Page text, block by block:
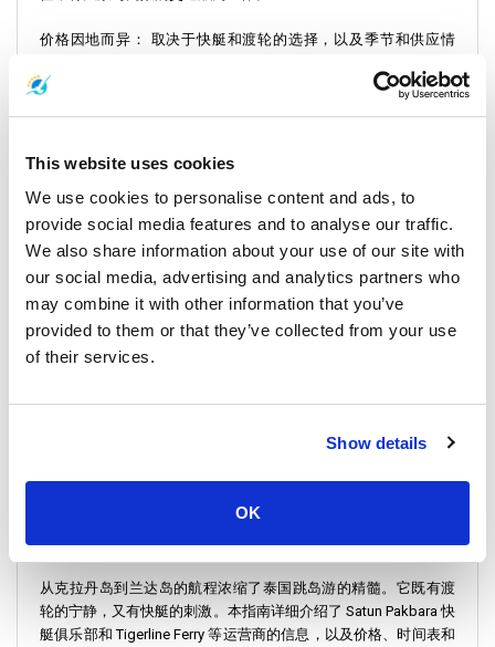
This website uses cookies
We use cookies to personalise content and ads, to
provide social media features and to analyse our traffic.
We also share information about your use of our site with
our social media, advertising and analytics partners who
may combine it with other information that you’ve
provided to them or that they’ve collected from your use
of their services.
Show details
OK
价格因地而异： 取决于快艇和渡轮的选择，以及季节和供应情
Tigerline Ferry 等运营商提供了详细的信息，可满足不同的旅行需
畅、知情的旅程。
报到须知：
抵达 Koh Kradan 的 Tonsai 码头办理入住手续非常简单。不过，
我们建议您提前抵达，以便轻松开始旅程。
重要旅行信息
时间 乘坐快艇从克拉登岛前往兰塔岛约需 1 小时 15 分钟。乘渡轮
兰塔岛萨拉丹码头： 作为快艇的主要枢纽。它是通往兰塔岛众多
景点的便捷入口。
从克拉丹岛到兰达岛的航程浓缩了泰国跳岛游的精髓。它既有渡
轮的宁静，又有快艇的刺激。本指南详细介绍了 Satun Pakbara 快
艇俱乐部和 Tigerline Ferry 等运营商的信息，以及价格、时间表和